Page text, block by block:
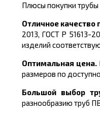
Плюсы покупки
Отличное качество
2013, ГОСТ Р 51613-
изделий
Оптимальная цена.
размеров по
Большой выбор
разнообразию труб